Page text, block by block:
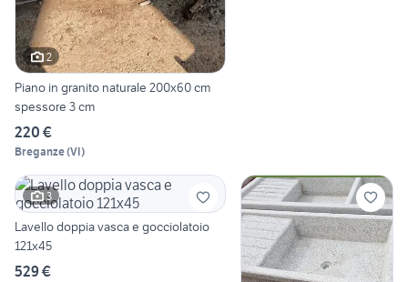
2
Piano in granito naturale 200x60 cm
spessore 3 cm
220 €
Breganze(VI)
3
Lavello doppia vasca e gocciolatoio
121x45
529 €